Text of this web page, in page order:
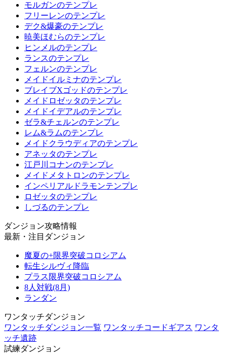
モルガンのテンプレ
フリーレンのテンプレ
デク&爆豪のテンプレ
暁美ほむらのテンプレ
ヒンメルのテンプレ
ランスのテンプレ
フェルンのテンプレ
メイドイルミナのテンプレ
ブレイブXゴッドのテンプレ
メイドロゼッタのテンプレ
メイドイデアルのテンプレ
ゼラ&チェルンのテンプレ
レム&ラムのテンプレ
メイドクラウディアのテンプレ
アネッタのテンプレ
江戸川コナンのテンプレ
メイドメタトロンのテンプレ
インペリアルドラモンテンプレ
ロゼッタのテンプレ
しづるのテンプレ
ダンジョン攻略情報
最新・注目ダンジョン
魔夏の+限界突破コロシアム
転生シルヴィ降臨
プラス限界突破コロシアム
8人対戦(8月)
ランダン
ワンタッチダンジョン
ワンタッチダンジョン一覧 ワンタッチコードギアス ワンタ
ッチ遺跡
試練ダンジョン